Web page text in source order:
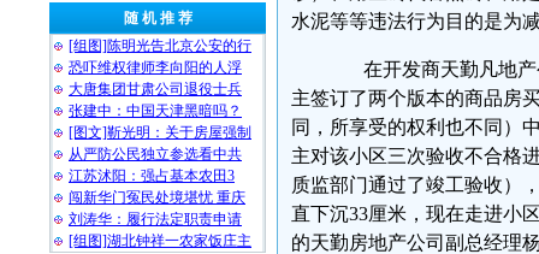
随 机 推 荐
[组图]陈明光告北京公安的行
恐吓维权律师李向阳的人浮
大唐集团甘肃公司退役士兵
张建中：中国天津黑暗吗？
[图文]靳光明：关于房屋强制
从严防公民独立参选看中共
江苏沭阳：强占基本农田3
闯新华门冤民处境堪忧 重庆
刘涛华：履行法定职责申请
[组图]湖北钟祥一农家饭庄主
水泥等等违法行为目的是为
在开发商天勤凡地产
主签订了两个版本的商品房
同，所享受的权利也不同）
主对该小区三次验收不合格
质监部门通过了竣工验收）
直下沉33厘米，现在走进小
的天勤房地产公司副总经理